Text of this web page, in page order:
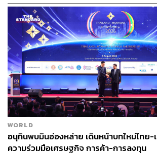
WORLD
อนุทินพบมินอ่องหล่าย เดินหน้าบทใหม่ไทย-
ความร่วมมือเศรษฐกิจ การค้า-การลงทุน